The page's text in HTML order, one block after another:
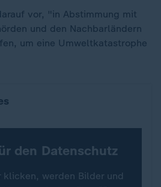
vor, "in Abstimmung mit
und den Nachbarländern
um eine Umweltkatastrophe
den Datenschutz
klicken, werden Bilder und